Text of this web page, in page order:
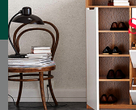
:
Đăng ký
HOME Y
Bệnh Thần Kinh